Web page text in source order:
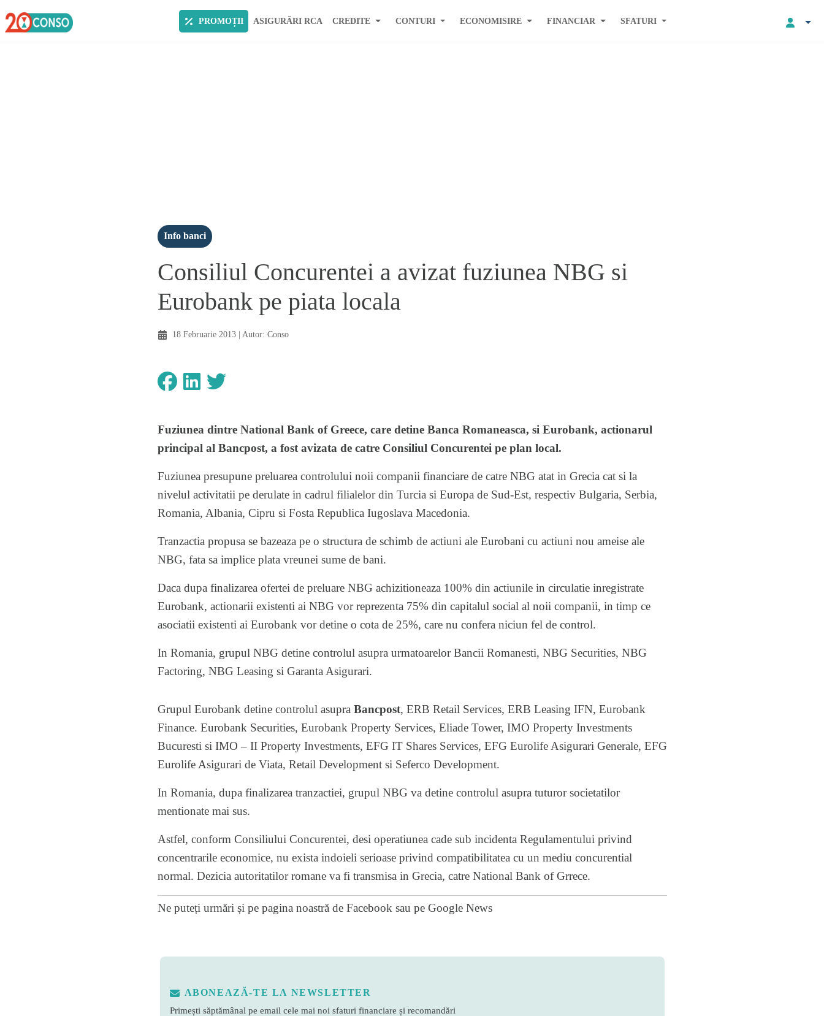
PROMOȚII ASIGURĂRI RCA CREDITE CONTURI ECONOMISIRE FINANCIAR SFATURI
Info banci
Consiliul Concurentei a avizat fuziunea NBG si
Eurobank pe piata locala
18 Februarie 2013| Autor: Conso
Fuziunea dintre National Bank of Greece, care detine Banca Romaneasca, si Eurobank, actionarul
principal al Bancpost, a fost avizata de catre Consiliul Concurentei pe plan local.
Fuziunea presupune preluarea controlului noii companii financiare de catre NBG atat in Grecia cat si la
nivelul activitatii pe derulate in cadrul filialelor din Turcia si Europa de Sud-Est, respectiv Bulgaria, Serbia,
Romania, Albania, Cipru si Fosta Republica Iugoslava Macedonia.
Tranzactia propusa se bazeaza pe o structura de schimb de actiuni ale Eurobani cu actiuni nou ameise ale
NBG, fata sa implice plata vreunei sume de bani.
Daca dupa finalizarea ofertei de preluare NBG achizitioneaza 100% din actiunile in circulatie inregistrate
Eurobank, actionarii existenti ai NBG vor reprezenta 75% din capitalul social al noii companii, in timp ce
asociatii existenti ai Eurobank vor detine o cota de 25%, care nu confera niciun fel de control.
In Romania, grupul NBG detine controlul asupra urmatoarelor Bancii Romanesti, NBG Securities, NBG
Factoring, NBG Leasing si Garanta Asigurari.
Grupul Eurobank detine controlul asupra Bancpost, ERB Retail Services, ERB Leasing IFN, Eurobank
Finance. Eurobank Securities, Eurobank Property Services, Eliade Tower, IMO Property Investments
Bucuresti si IMO – II Property Investments, EFG IT Shares Services, EFG Eurolife Asigurari Generale, EFG
Eurolife Asigurari de Viata, Retail Development si Seferco Development.
In Romania, dupa finalizarea tranzactiei, grupul NBG va detine controlul asupra tuturor societatilor
mentionate mai sus.
Astfel, conform Consiliului Concurentei, desi operatiunea cade sub incidenta Regulamentului privind
concentrarile economice, nu exista indoieli serioase privind compatibilitatea cu un mediu concurential
normal. Dezicia autoritatilor romane va fi transmisa in Grecia, catre National Bank of Grrece.
Ne puteți urmări și pe pagina noastră de Facebook sau pe Google News
ABONEAZĂ-TE LA NEWSLETTER
Primești săptămânal pe email cele mai noi sfaturi financiare și recomandări